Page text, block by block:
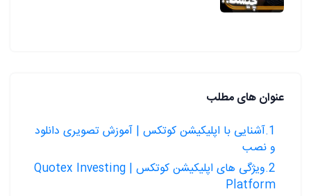
عنوان های مطلب
1.آشنایی با اپلیکیشن کوتکس | آموزش تصویری دانلود
و نصب
2.ویژگی های اپلیکیشن کوتکس | Quotex Investing
Platform